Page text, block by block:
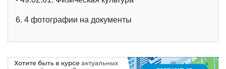
6. 4 фотографии на документы